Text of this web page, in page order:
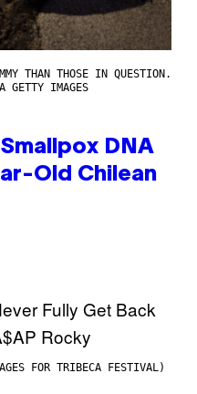
THAN THOSE IN QUESTION.
GETTY IMAGES
DNA
Old Chilean
FOR TRIBECA FESTIVAL)